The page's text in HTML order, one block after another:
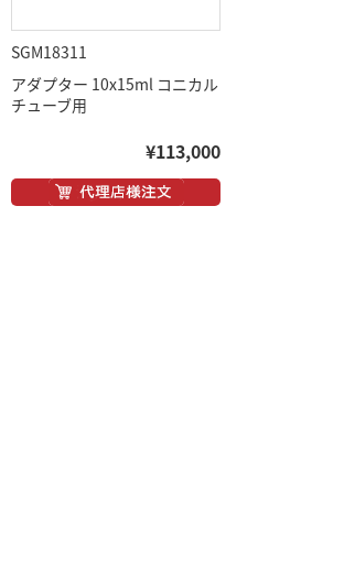
SGM18311
アダプター 10x15ml コニカル
チューブ用
¥113,000